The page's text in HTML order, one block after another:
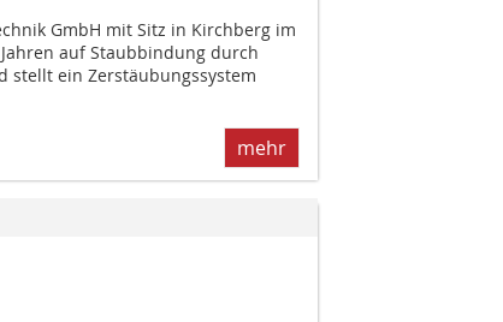
GmbH mit Sitz in Kirchberg im
auf Staubbindung durch
stellt ein Zerstäubungssystem
mehr